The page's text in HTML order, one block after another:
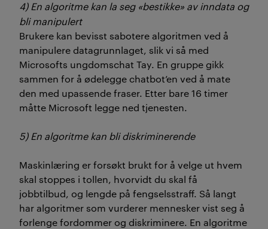
4) En algoritme kan la seg «bestikke» av inndata og
bli manipulert
Brukere kan bevisst sabotere algoritmen ved å
manipulere datagrunnlaget, slik vi så med
Microsofts ungdomschat Tay. En gruppe gikk
sammen for å ødelegge chatbot’en ved å mate
den med upassende fraser. Etter bare 16 timer
måtte Microsoft legge ned tjenesten.
5) En algoritme kan bli diskriminerende
Maskinlæring er forsøkt brukt for å velge ut hvem
skal stoppes i tollen, hvorvidt du skal få
jobbtilbud, og lengde på fengselsstraff. Så langt
har algoritmer som vurderer mennesker vist seg å
forlenge fordommer og diskriminere. En algoritme